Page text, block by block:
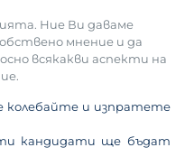
Ние Ви даваме
мнение и да
всякакви аспекти на
колебайте и изпратете
кандидати ще бъдат